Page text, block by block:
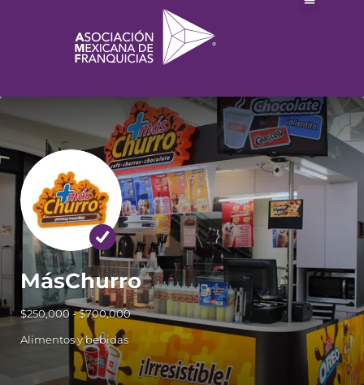
MásChurro
$250,000 - $700,000
Alimentos y bebidas